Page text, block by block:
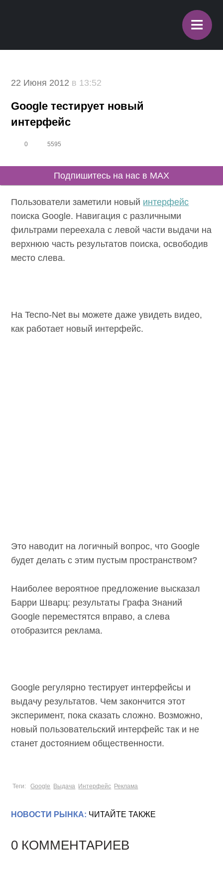
≡
22 Июня 2012 в 13:52
Google тестирует новый
интерфейс
0 5595
Подпишитесь на нас в MAX
Пользователи заметили новый интерфейс
поиска Google. Навигация с различными
фильтрами переехала с левой части выдачи на
верхнюю часть результатов поиска, освободив
место слева.
На Tecno-Net вы можете даже увидеть видео,
как работает новый интерфейс.
Это наводит на логичный вопрос, что Google
будет делать с этим пустым пространством?
Наиболее вероятное предложение высказал
Барри Шварц: результаты Графа Знаний
Google переместятся вправо, а слева
отобразится реклама.
Google регулярно тестирует интерфейсы и
выдачу результатов. Чем закончится этот
эксперимент, пока сказать сложно. Возможно,
новый пользовательский интерфейс так и не
станет достоянием общественности.
Теги: Google Выдача Интерфейс Реклама
НОВОСТИ РЫНКА: ЧИТАЙТЕ ТАКЖЕ
0 КОММЕНТАРИЕВ